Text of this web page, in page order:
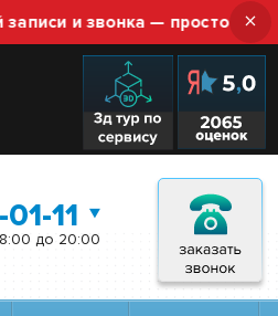
и звонка — просто ×
11
до 20:00